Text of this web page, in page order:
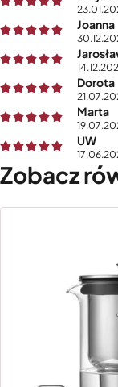
Joanna
Dorota
Marta
UW
Zobacz